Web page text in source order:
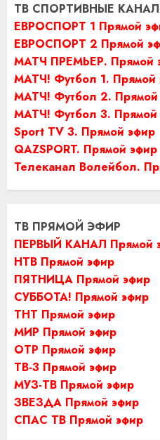
ТВ СПОРТИВНЫЕ
ЕВРОСПОРТ 1 Прямой
ЕВРОСПОРТ 2 Прямой
МАТЧ ПРЕМЬЕР. Прямой
МАТЧ! Футбол 1. Прямой
МАТЧ! Футбол 2. Прямой
МАТЧ! Футбол 3. Прямой
Sport TV 3. Прямой эфир
QAZSPORT. Прямой эфир
Телеканал Волейбол.
ТВ ПРЯМОЙ ЭФИР
ПЕРВЫЙ КАНАЛ Прямой
НТВ Прямой эфир
ПЯТНИЦА Прямой эфир
СУББОТА! Прямой эфир
ТНТ Прямой эфир
МИР Прямой эфир
ОТР Прямой эфир
ТВ-3 Прямой эфир
МУЗ-ТВ Прямой эфир
ЗВЕЗДА Прямой эфир
СПАС ТВ Прямой эфир